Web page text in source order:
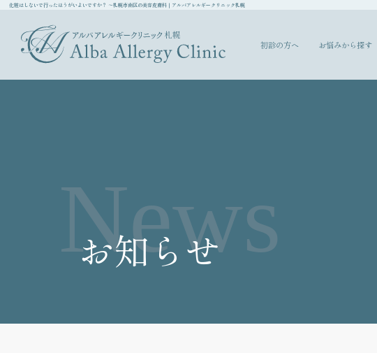
化粧はしないで行ったほうがいよいですか？ ～札幌市南区の美容皮膚科｜アルバアレルギークリニック札幌
初診の方へ お悩みから探す
News
お知らせ